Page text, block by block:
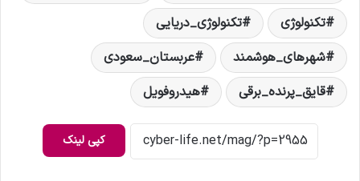
تکنولوژی
تکنولوژی_دریایی
شهرهای_هوشمند
عربستان_سعودی
قایق_پرنده_برقی
هیدروفویل
کپی لینک